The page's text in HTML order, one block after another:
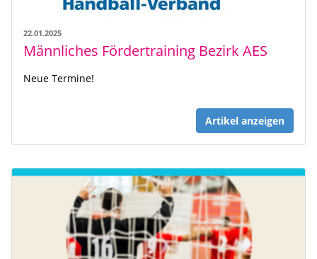
22.01.2025
Männliches Fördertraining Bezirk AES
Neue Termine!
Artikel anzeigen